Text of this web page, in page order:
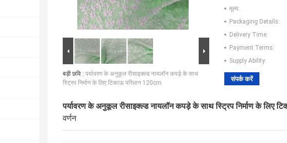
बड़ी छवि : पर्यावरण के अनुकूल रीसाइक्ल्ड नायलॉन कपड़े के साथ
स्ट्रिप निर्माण के लिए टिकाऊ परिधान 120cm
मूल्य:
Packaging Details:
Delivery Time:
Payment Terms:
Supply Ability:
संपर्क करें
पर्यावरण के अनुकूल रीसाइक्ल्ड नायलॉन कपड़े के साथ स्ट्रिप निर्माण के लिए
वर्णन